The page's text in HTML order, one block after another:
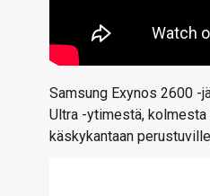
Samsung Exynos 2600 -
Ultra -ytimestä, kolmesta
käskykantaan